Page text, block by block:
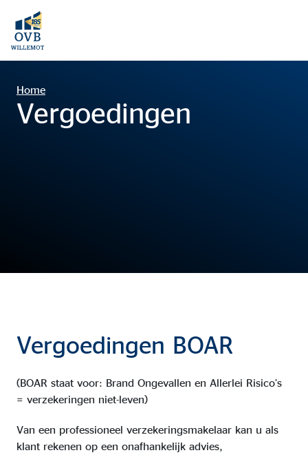
Home
Vergoedingen
Vergoedingen BOAR
(BOAR staat voor: Brand Ongevallen en Allerlei Risico’s
= verzekeringen niet-leven)
Van een professioneel verzekeringsmakelaar kan u als
klant rekenen op een onafhankelijk advies,